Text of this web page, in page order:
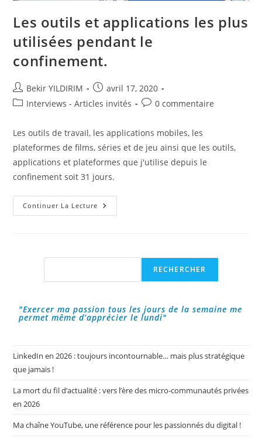
Les outils et applications les plus
utilisées pendant le
confinement.
Auteur/autrice
de
Bekir YILDIRIM
Publication
publiée :
avril 17, 2020
PostInterviews - Articles invités
Commentaires
publication :
0 commentaire
Les outils de travail, les applications mobiles, les
plateformes de films, séries et de jeu ainsi que les outils,
applications et plateformes que j'utilise depuis le
confinement soit 31 jours.
Continuer La Lecture Les
Outils
Utilisées
Confinement.
Rechercher
RECHERCHER
"Exercer ma passion tous les jours de la semaine me
permet même d’apprécier le lundi"
LinkedIn en 2026 : toujours incontournable… mais plus stratégique
que jamais !
La mort du fil d’actualité : vers l’ère des micro-communautés privées
en 2026
Ma chaîne YouTube, une référence pour les passionnés du digital !